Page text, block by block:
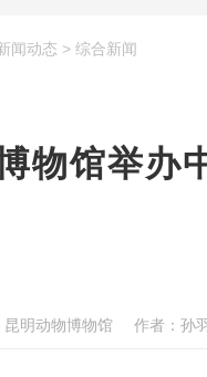
闻动态 > 综合新闻
物馆举办
昆明动物博物馆 作者： 孙